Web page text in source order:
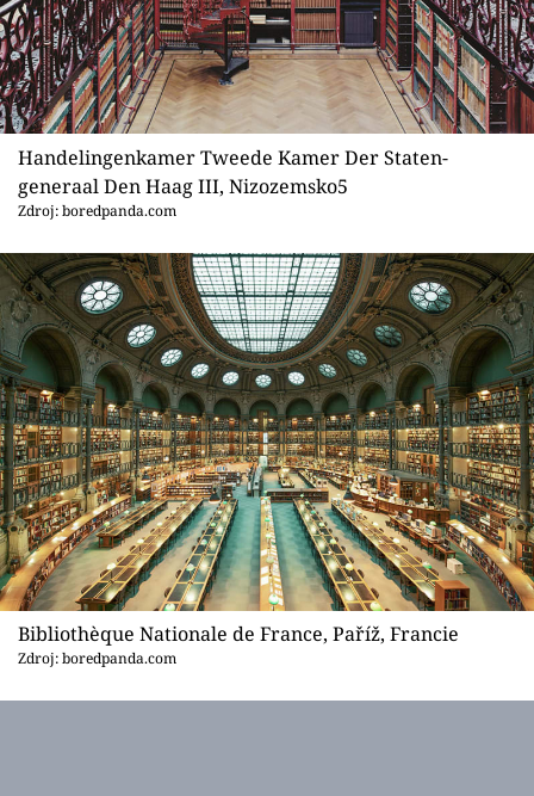
Handelingenkamer Tweede Kamer Der Staten-
generaal Den Haag III, Nizozemsko5
Zdroj: boredpanda.com
Bibliothèque Nationale de France, Paříž, Francie
Zdroj: boredpanda.com